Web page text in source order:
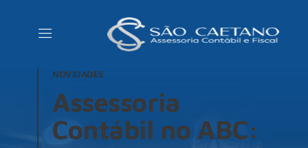
NOVIDADES
Assessoria
Contábil no ABC: